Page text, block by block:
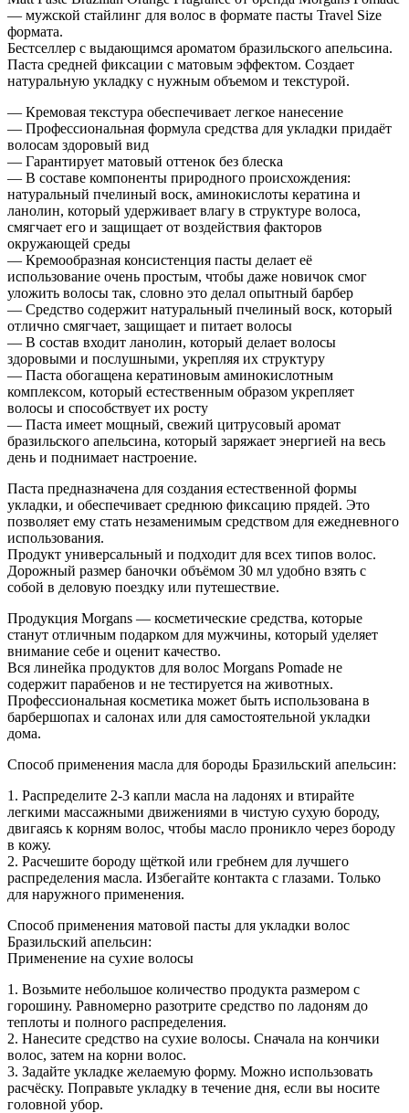
— мужской стайлинг для волос в формате пасты Travel Size
формата.
Бестселлер с выдающимся ароматом бразильского апельсина.
Паста средней фиксации с матовым эффектом. Создает
натуральную укладку с нужным объемом и текстурой.
— Кремовая текстура обеспечивает легкое нанесение
— Профессиональная формула средства для укладки придаёт
волосам здоровый вид
— Гарантирует матовый оттенок без блеска
— В составе компоненты природного происхождения:
натуральный пчелиный воск, аминокислоты кератина и
ланолин, который удерживает влагу в структуре волоса,
смягчает его и защищает от воздействия факторов
окружающей среды
— Кремообразная консистенция пасты делает её
использование очень простым, чтобы даже новичок смог
уложить волосы так, словно это делал опытный барбер
— Средство содержит натуральный пчелиный воск, который
отлично смягчает, защищает и питает волосы
— В состав входит ланолин, который делает волосы
здоровыми и послушными, укрепляя их структуру
— Паста обогащена кератиновым аминокислотным
комплексом, который естественным образом укрепляет
волосы и способствует их росту
— Паста имеет мощный, свежий цитрусовый аромат
бразильского апельсина, который заряжает энергией на весь
день и поднимает настроение.
Паста предназначена для создания естественной формы
укладки, и обеспечивает среднюю фиксацию прядей. Это
позволяет ему стать незаменимым средством для ежедневного
использования.
Продукт универсальный и подходит для всех типов волос.
Дорожный размер баночки объёмом 30 мл удобно взять с
собой в деловую поездку или путешествие.
Продукция Morgans — косметические средства, которые
станут отличным подарком для мужчины, который уделяет
внимание себе и оценит качество.
Вся линейка продуктов для волос Morgans Pomade не
содержит парабенов и не тестируется на животных.
Профессиональная косметика может быть использована в
барбершопах и салонах или для самостоятельной укладки
дома.
Способ применения масла для бороды Бразильский апельсин:
1. Распределите 2-3 капли масла на ладонях и втирайте
легкими массажными движениями в чистую сухую бороду,
двигаясь к корням волос, чтобы масло проникло через бороду
в кожу.
2. Расчешите бороду щёткой или гребнем для лучшего
распределения масла. Избегайте контакта с глазами. Только
для наружного применения.
Способ применения матовой пасты для укладки волос
Бразильский апельсин:
Применение на сухие волосы
1. Возьмите небольшое количество продукта размером с
горошину. Равномерно разотрите средство по ладоням до
теплоты и полного распределения.
2. Нанесите средство на сухие волосы. Сначала на кончики
волос, затем на корни волос.
3. Задайте укладке желаемую форму. Можно использовать
расчёску. Поправьте укладку в течение дня, если вы носите
головной убор.